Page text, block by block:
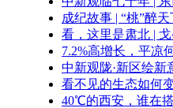
成纪故事 | “桃”醉
看，这里是肃北 |
7.2%高增长，平凉
中新观陇·新区绘新
看不见的生态如何
40℃的西安，谁在